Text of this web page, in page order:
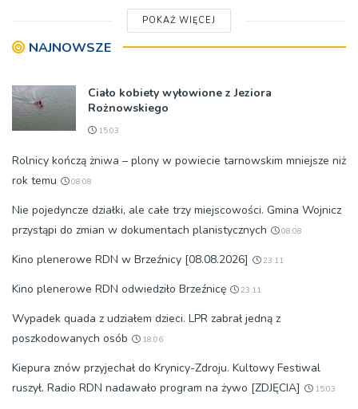
POKAŻ WIĘCEJ
NAJNOWSZE
Ciało kobiety wyłowione z Jeziora
Rożnowskiego
15:03
Rolnicy kończą żniwa – plony w powiecie tarnowskim mniejsze niż
rok temu
08:08
Nie pojedyncze działki, ale całe trzy miejscowości. Gmina Wojnicz
przystąpi do zmian w dokumentach planistycznych
08:08
Kino plenerowe RDN w Brzeźnicy [08.08.2026] 23:11
Kino plenerowe RDN odwiedziło Brzeźnicę 23:11
Wypadek quada z udziałem dzieci. LPR zabrał jedną z
poszkodowanych osób
18:06
Kiepura znów przyjechał do Krynicy-Zdroju. Kultowy Festiwal
ruszył. Radio RDN nadawało program na żywo [ZDJĘCIA]
15:03